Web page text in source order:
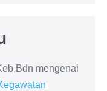
mengenai